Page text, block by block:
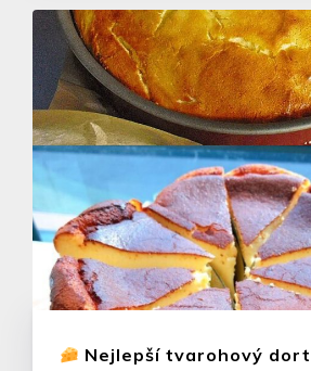
Nejlepší tvarohový